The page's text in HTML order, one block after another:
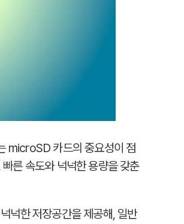
microSD 카드의 중요성이 점
른 속도와 넉넉한 용량을 갖춘
넉한 저장공간을 제공해, 일반